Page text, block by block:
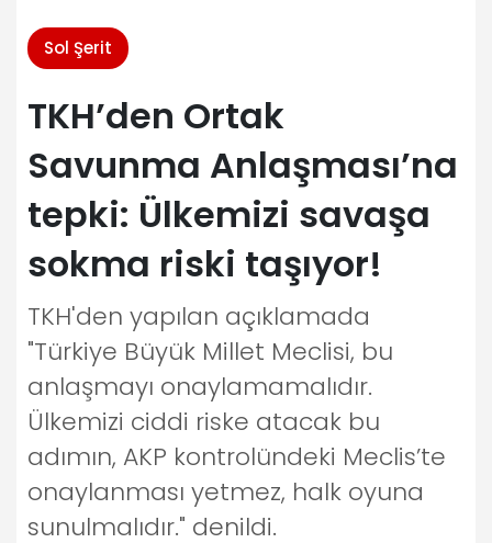
Sol Şerit
TKH’den Ortak
Savunma Anlaşması’na
tepki: Ülkemizi savaşa
sokma riski taşıyor!
TKH'den yapılan açıklamada
"Türkiye Büyük Millet Meclisi, bu
anlaşmayı onaylamamalıdır.
Ülkemizi ciddi riske atacak bu
adımın, AKP kontrolündeki Meclis’te
onaylanması yetmez, halk oyuna
sunulmalıdır." denildi.